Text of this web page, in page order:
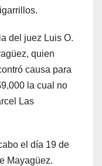
del juez Luis O.
quien
causa para
la cual no
Las
el día 19 de
Mayagüez.